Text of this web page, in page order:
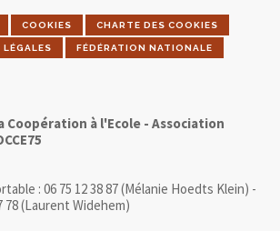
COOKIES CHARTE DES COOKIES
FÉDÉRATION NATIONALE
Coopération à l'Ecole - Association
: 06 75 12 38 87 (Mélanie Hoedts Klein) -
78 (Laurent Widehem)